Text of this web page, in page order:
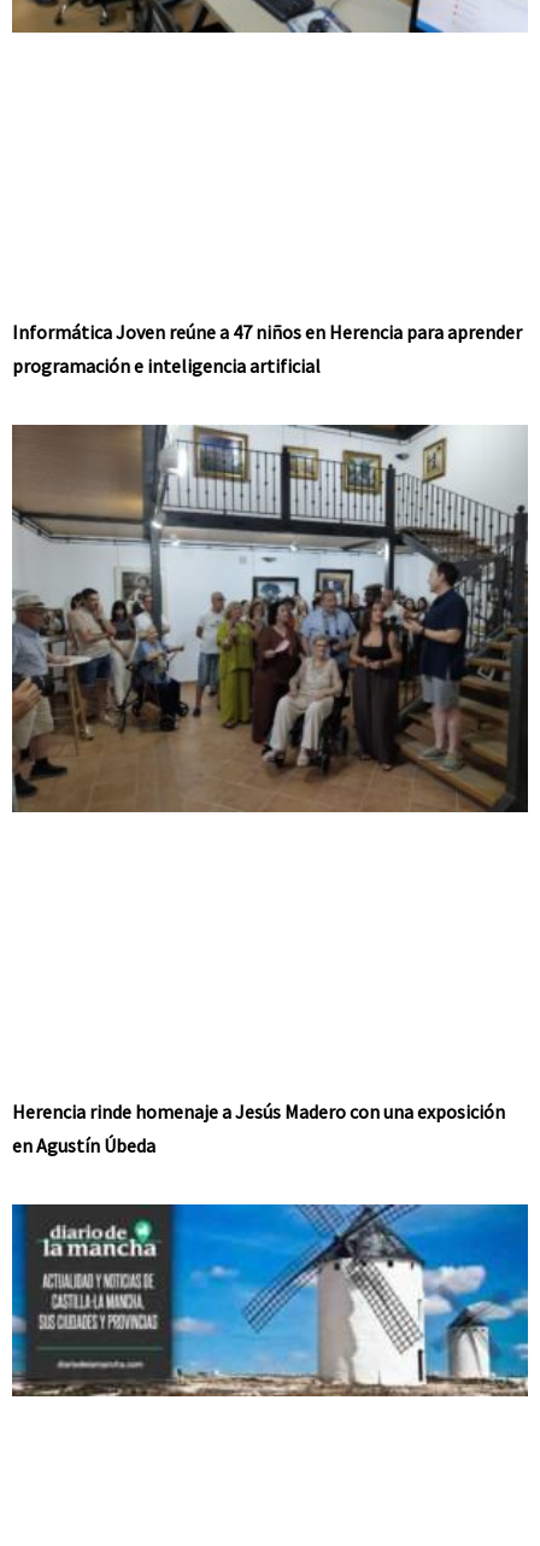
Informática Joven reúne a 47 niños en Herencia para aprender
programación e inteligencia artificial
Herencia rinde homenaje a Jesús Madero con una exposición
en Agustín Úbeda